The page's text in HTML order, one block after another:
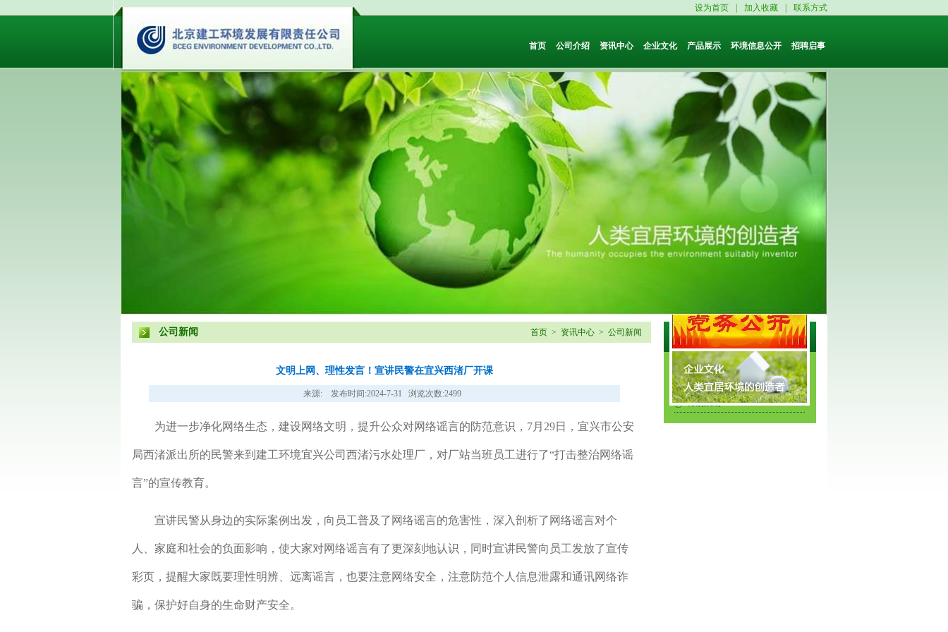
设为首页 加入收藏 联系方式
首页 公司介绍 资讯中心 企业文化 产品展示 环境信息公开 招聘启事
公司新闻 首页 > 资讯中心 > 公司新闻
文明上网、理性发言！宣讲民警在宜兴西渚厂开课
来源: 发布时间:2024-7-31 浏览次数:2499
为进一步净化网络生态，建设网络文明，提升公众对网络谣言的防范意识，7月29日，宜兴市公安
局西渚派出所的民警来到建工环境宜兴公司西渚污水处理厂，对厂站当班员工进行了“打击整治网络谣
言”的宣传教育。
宣讲民警从身边的实际案例出发，向员工普及了网络谣言的危害性，深入剖析了网络谣言对个
人、家庭和社会的负面影响，使大家对网络谣言有了更深刻地认识，同时宣讲民警向员工发放了宣传
彩页，提醒大家既要理性明辨、远离谣言，也要注意网络安全，注意防范个人信息泄露和通讯网络诈
骗，保护好自身的生命财产安全。
资讯中心
公司新闻
行业新闻
特别策划